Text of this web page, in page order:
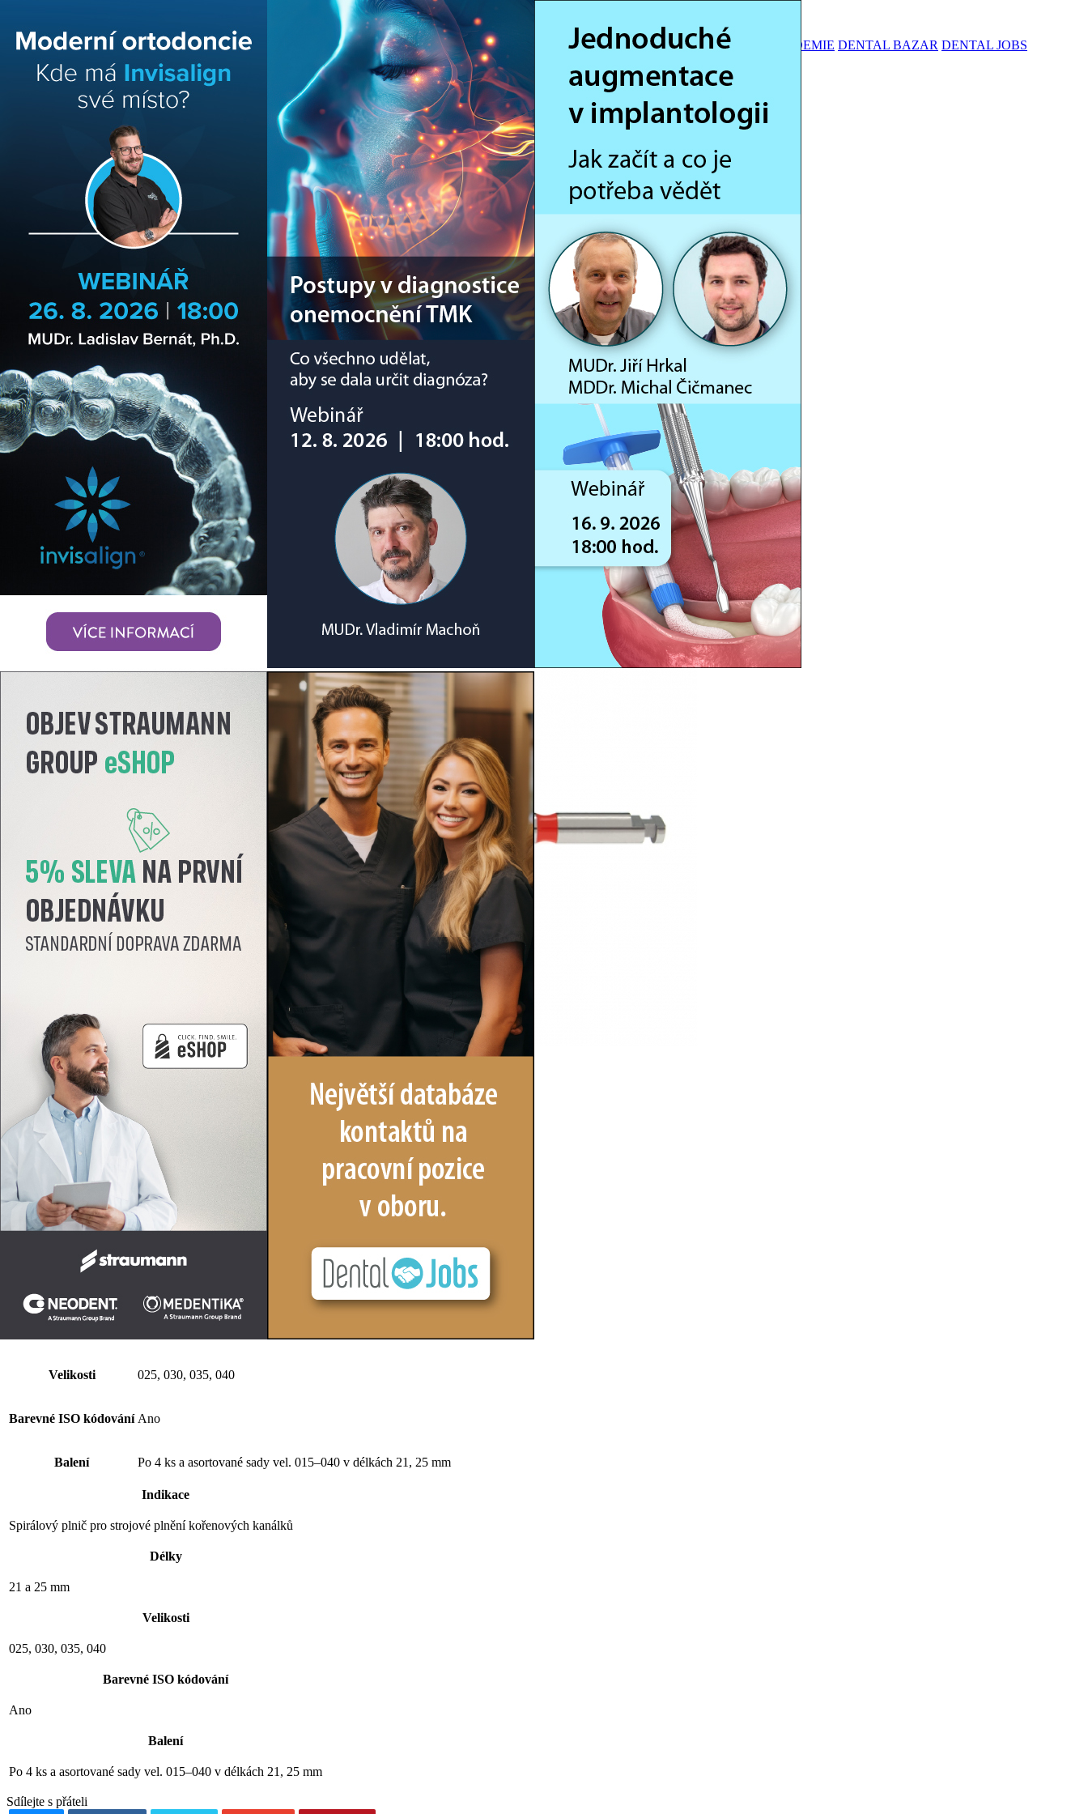
PřehledyArchiv katalogů Jak portál funguje Problematika Ochrana osobních údajů O nás DENTAL MARKET DENTAL CHOICE DENTÁLNÍ AKADEMIE DENTAL BAZAR DENTAL JOBS
Dental Choice - Přehled dentálních produktů
StomaTeam, s.r.o. - Váš průvodce dentálním světem
Vzdělávací akce
Akční nabídky firem
Předplatné / el. verze časopisů
Dental Choicemenu search
facebook twitter
Přehledy
Archiv katalogů
Jak portál funguje
vyberte produkt k porovnání V přehledu produktů vyberte až tři produkty do porovnání nebo pro zaslání nezávazné cenové nabídky.
vyberte produkt k porovnání V přehledu produktů vyberte až tři produkty do porovnání nebo pro zaslání nezávazné cenové nabídky.
vyberte produkt k porovnání V přehledu produktů vyberte až tři produkty do porovnání nebo pro zaslání nezávazné cenové nabídky.
POROVNAT PRODUKTY
Odebrat vše
vyberte produkt k porovnání
V přehledu produktů vyberte až tři produkty do porovnání nebo pro zaslání nezávazné cenové nabídky.
Pro ordinace Endodoncie – nástroje Nástroje na plnění kořenových kanálků
MEDIN Paste carrier
next
Výrobce:
MEDIN, a.s. (Česká republika)
Distribuce:
ČR:
MEDIN, a.s.
SR:
MEDIN, a.s.
Přidat k porovnání
Spirálový plnič pro strojové plnění kořenových kanálků
Velikosti 025, 030, 035, 040
Barevné ISO kódování Ano
Balení Po 4 ks a asortované sady vel. 015–040 v délkách 21, 25 mm
Indikace
Spirálový plnič pro strojové plnění kořenových kanálků
Délky
21 a 25 mm
Velikosti
025, 030, 035, 040
Barevné ISO kódování
Ano
Balení
Po 4 ks a asortované sady vel. 015–040 v délkách 21, 25 mm
Sdílejte s přáteli